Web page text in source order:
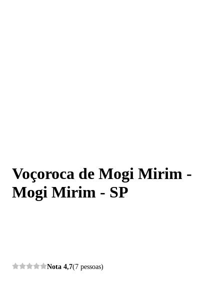
Voçoroca de Mogi Mirim -
Mogi Mirim - SP
Nota 4,7(7 pessoas)